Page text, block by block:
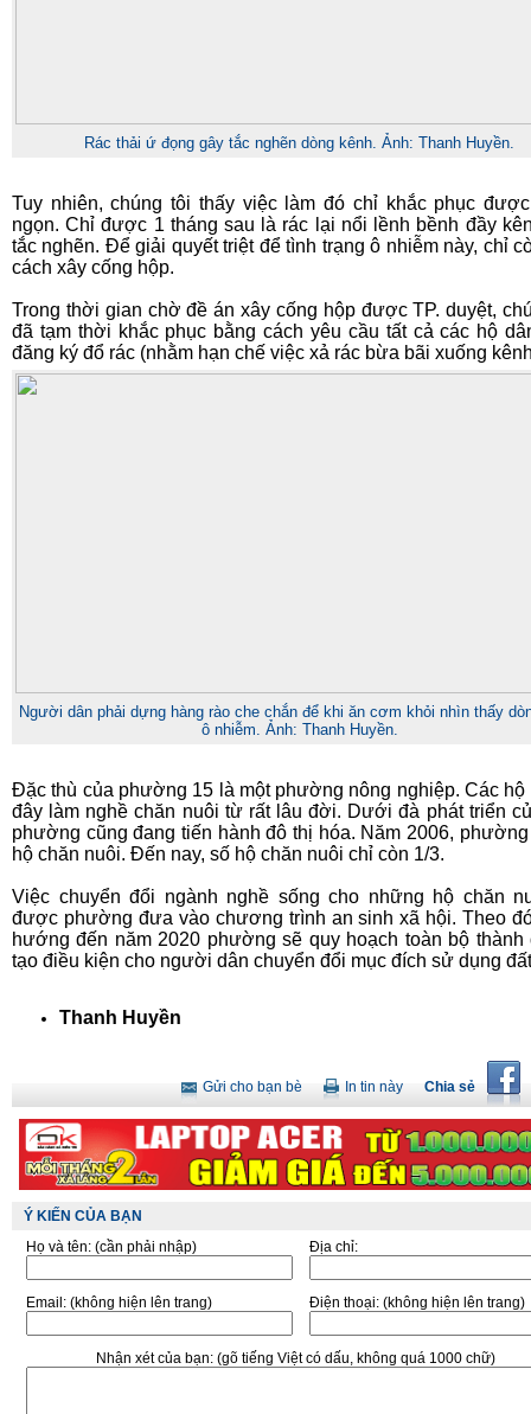
Rác thải ứ đọng gây tắc nghẽn dòng kênh. Ảnh: Thanh Huyền.
Tuy nhiên, chúng tôi thấy việc làm đó chỉ khắc phục
ngọn. Chỉ được 1 tháng sau là rác lại nổi lềnh bềnh đầy
tắc nghẽn. Để giải quyết triệt để tình trạng ô nhiễm này, chỉ
cách xây cống hộp.
Trong thời gian chờ đề án xây cống hộp được TP. duyệt,
đã tạm thời khắc phục bằng cách yêu cầu tất cả các hộ
đăng ký đổ rác (nhằm hạn chế việc xả rác bừa bãi xuống
Người dân phải dựng hàng rào che chắn để khi ăn cơm khỏi nhìn thấy
ô nhiễm. Ảnh: Thanh Huyền.
Đặc thù của phường 15 là một phường nông nghiệp. Các hộ
đây làm nghề chăn nuôi từ rất lâu đời. Dưới đà phát triển
phường cũng đang tiến hành đô thị hóa. Năm 2006,
hộ chăn nuôi. Đến nay, số hộ chăn nuôi chỉ còn 1/3.
Việc chuyển đổi ngành nghề sống cho những hộ chăn
được phường đưa vào chương trình an sinh xã hội. Theo
hướng đến năm 2020 phường sẽ quy hoạch toàn bộ thành
tạo điều kiện cho người dân chuyển đổi mục đích sử dụng
Thanh Huyền
Chia sẻ
In tin này
Gửi cho bạn bè
Ý KIẾN CỦA BẠN
Họ và tên: (cần phải nhập) Địa chỉ:
Email: (không hiện lên trang) Điện thoại: (không hiện lên trang)
Nhận xét của bạn:(gõ tiếng Việt có dấu, không quá 1000 chữ)